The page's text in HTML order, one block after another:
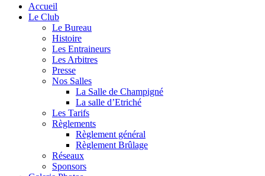
Accueil
Le Club
Le Bureau
Histoire
Les Entraineurs
Les Arbitres
Presse
Nos Salles
La Salle de Champigné
La salle d’Etriché
Les Tarifs
Règlements
Règlement général
Règlement Brûlage
Réseaux
Sponsors